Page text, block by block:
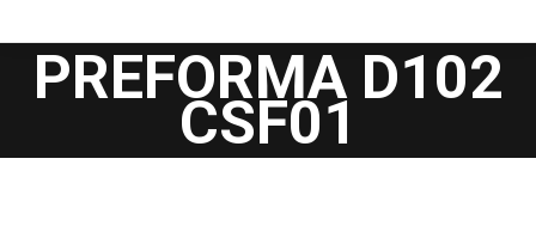
PREFORMA D102
CSF01
Vous êtes ici :